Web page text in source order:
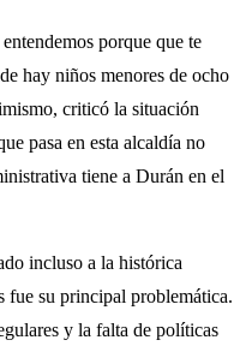
porque que te
hay niños menores de ocho
criticó la situación
pasa en esta alcaldía no
tiene a Durán en el
incluso a la histórica
fue su principal problemática.
y la falta de políticas